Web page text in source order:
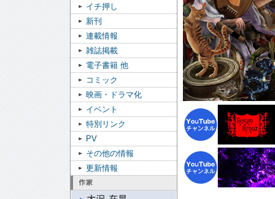
イチ押し
新刊
連載情報
雑誌掲載
電子書籍 他
コミック
映画・ドラマ化
イベント
特別リンク
PV
その他の情報
更新情報